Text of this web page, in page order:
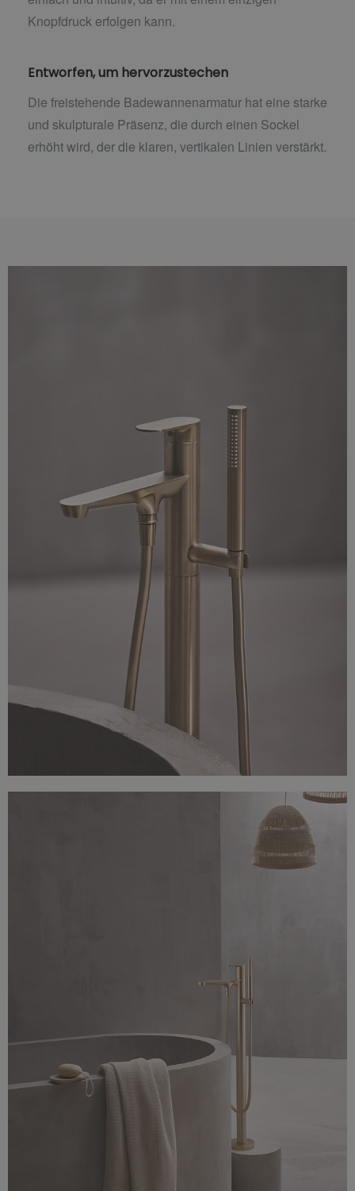
Knopfdruck erfolgen kann.
Entworfen, um hervorzustechen
Die freistehende Badewannenarmatur hat eine starke
und skulpturale Präsenz, die durch einen Sockel
erhöht wird, der die klaren, vertikalen Linien verstärkt.